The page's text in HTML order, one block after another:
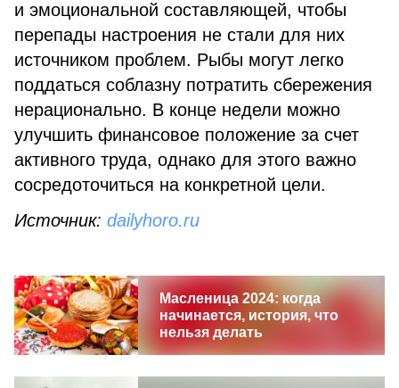
и эмоциональной составляющей, чтобы
перепады настроения не стали для них
источником проблем. Рыбы могут легко
поддаться соблазну потратить сбережения
нерационально. В конце недели можно
улучшить финансовое положение за счет
активного труда, однако для этого важно
сосредоточиться на конкретной цели.
Источник: dailyhoro.ru
Масленица 2024: когда
начинается, история, что
нельзя делать